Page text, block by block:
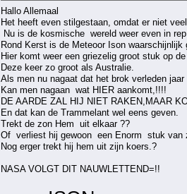
Hallo Allemaal
Het heeft even stilgestaan, omdat er niet
Nu is de kosmische wereld weer even in
Rond Kerst is de Meteoor Ison waarschijnlijk
Hier komt weer een griezelig groot stuk op
Deze keer zo groot als Australie.
Als men nu nagaat dat het brok verleden
Kan men nagaan wat HIER aankomt,!!!!
DE AARDE ZAL HIJ NIET RAKEN,MAAR
En dat kan de Trammelant wel eens geven.
Trekt de zon Hem uit elkaar ??
Of verliest hij gewoon een Enorm stuk van
Nog erger trekt hij hem uit zijn koers.?
NASA VOLGT DIT NAUWLETTEND=!!